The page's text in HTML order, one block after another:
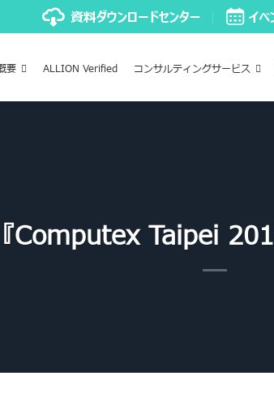
要 ALLION Verified コンサルティングサービス
Computex Taipei